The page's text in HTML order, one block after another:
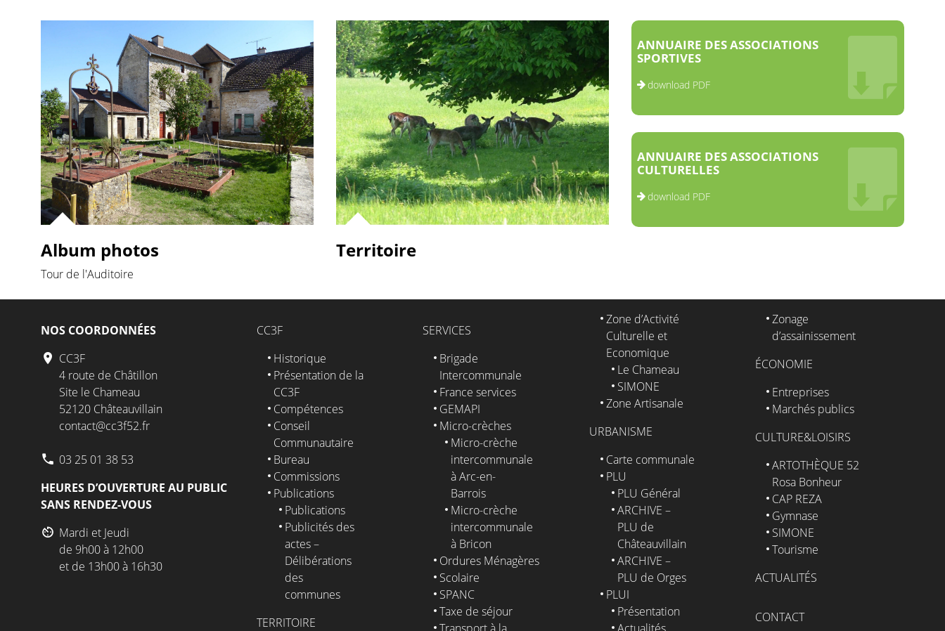
Album photos
Tour de l'Auditoire
Territoire
ANNUAIRE DES ASSOCIATIONS
SPORTIVES
download PDF
ANNUAIRE DES ASSOCIATIONS
CULTURELLES
download PDF
NOS COORDONNÉES
CC3F
4 route de Châtillon
Site le Chameau
52120 Châteauvillain
contact@cc3f52.fr
03 25 01 38 53
HEURES D’OUVERTURE AU PUBLIC
SANS RENDEZ-VOUS
Mardi et Jeudi
de 9h00 à 12h00
et de 13h00 à 16h30
CC3F
Historique
Présentation de la
CC3F
Compétences
Conseil
Communautaire
Bureau
Commissions
Publications
Publications
Publicités des
actes –
Délibérations
des
communes
TERRITOIRE
SERVICES
Brigade
Intercommunale
France services
GEMAPI
Micro-crèches
Micro-crèche
intercommunale
à Arc-en-
Barrois
Micro-crèche
intercommunale
à Bricon
Ordures Ménagères
Scolaire
SPANC
Taxe de séjour
Zone d’Activité
Culturelle et
Economique
Le Chameau
SIMONE
Zone Artisanale
URBANISME
Carte communale
PLU
PLU Général
ARCHIVE –
PLU de
Châteauvillain
ARCHIVE –
PLU de Orges
PLUI
Présentation
Zonage
d’assainissement
ÉCONOMIE
Entreprises
Marchés publics
CULTURE&LOISIRS
ARTOTHÈQUE 52
Rosa Bonheur
CAP REZA
Gymnase
SIMONE
Tourisme
ACTUALITÉS
CONTACT